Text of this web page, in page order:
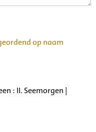
op naam
: II. Seemorgen |